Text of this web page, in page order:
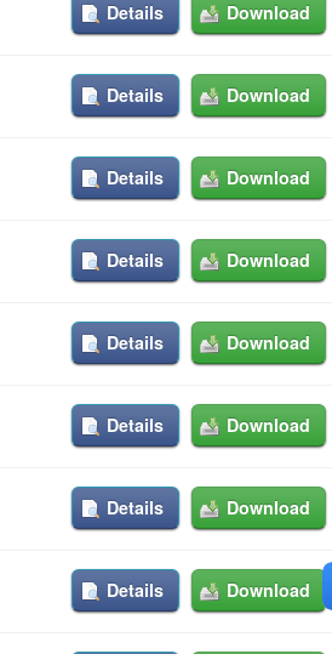
Download
Details
Download
Details
Download
Details
Download
Details
Download
Details
Download
Details
Download
Details
Download
Details